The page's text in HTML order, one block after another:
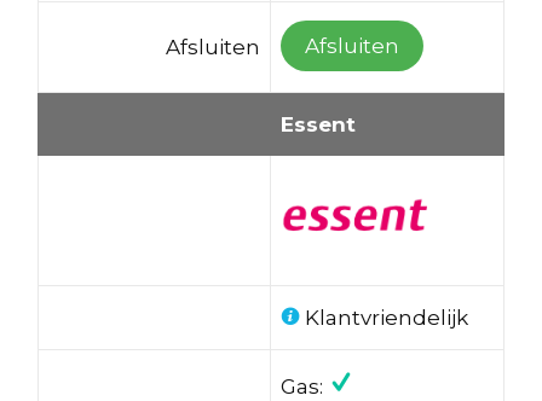
Afsluiten Afsluiten
Essent
Klantvriendelijk
Gas: